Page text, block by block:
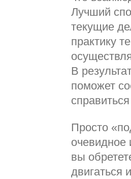
Лучший
текущие
практику
В
поможет
Просто
вы
двигаться